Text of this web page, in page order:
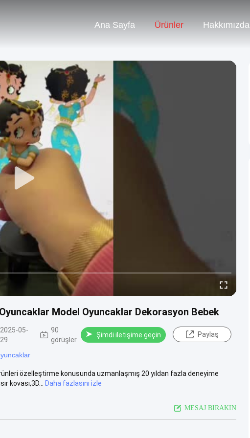
Ana Sayfa Ürünler Hakkımızda
Model Oyuncaklar Dekorasyon Bebek
2025-05-
29
90
görüşler
Şimdi iletişime geçin Paylaş
özelleştirme konusunda uzmanlaşmış 20 yıldan fazla deneyime
kovası,3D...
Daha fazlasını izle
MESAJ BIRAKIN